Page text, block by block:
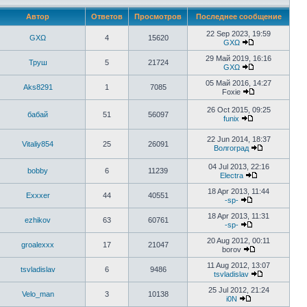
Автор Ответов Просмотров Последнее сообщение
GXΩ 4 15620
22 Sep 2023, 19:59
GXΩ
Труш 5 21724
29 Май 2019, 16:16
GXΩ
Aks8291 1 7085
05 Май 2016, 14:27
Foxie
бабай 51 56097
26 Oct 2015, 09:25
funix
Vitaliy854 25 26091
22 Jun 2014, 18:37
Волгоград
bobby 6 11239
04 Jul 2013, 22:16
Electra
Exxxer 44 40551
18 Apr 2013, 11:44
-sp-
ezhikov 63 60761
18 Apr 2013, 11:31
-sp-
groalexxx 17 21047
20 Aug 2012, 00:11
borov
tsvladislav 6 9486
11 Aug 2012, 13:07
tsvladislav
Velo_man 3 10138
25 Jul 2012, 21:24
i0N